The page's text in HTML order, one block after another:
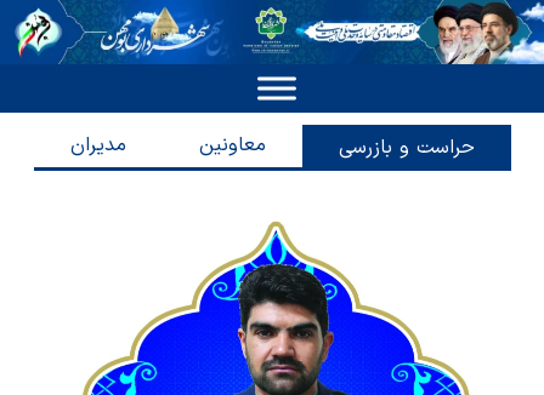
حراست و بازرسی معاونین مدیران